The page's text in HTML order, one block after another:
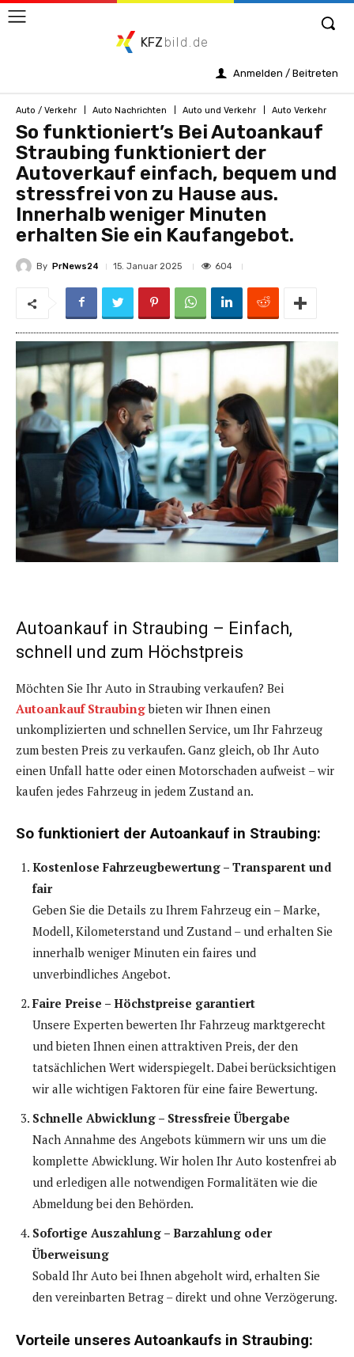
KFZ bild.de
Anmelden / Beitreten
Auto / Verkehr Auto Nachrichten Auto und Verkehr Auto Verkehr
So funktioniert’s Bei Autoankauf
Straubing funktioniert der
Autoverkauf einfach, bequem und
stressfrei von zu Hause aus.
Innerhalb weniger Minuten
erhalten Sie ein Kaufangebot.
By PrNews24 15. Januar 2025 604
Autoankauf in Straubing – Einfach,
schnell und zum Höchstpreis
Möchten Sie Ihr Auto in Straubing verkaufen? Bei
Autoankauf Straubingbieten wir Ihnen einen
unkomplizierten und schnellen Service, um Ihr Fahrzeug
zum besten Preis zu verkaufen. Ganz gleich, ob Ihr Auto
einen Unfall hatte oder einen Motorschaden aufweist – wir
kaufen jedes Fahrzeug in jedem Zustand an.
So funktioniert der Autoankauf in Straubing:
Kostenlose Fahrzeugbewertung – Transparent und
fair
Geben Sie die Details zu Ihrem Fahrzeug ein – Marke,
Modell, Kilometerstand und Zustand – und erhalten Sie
innerhalb weniger Minuten ein faires und
unverbindliches Angebot.
Faire Preise – Höchstpreise garantiert
Unsere Experten bewerten Ihr Fahrzeug marktgerecht
und bieten Ihnen einen attraktiven Preis, der den
tatsächlichen Wert widerspiegelt. Dabei berücksichtigen
wir alle wichtigen Faktoren für eine faire Bewertung.
Schnelle Abwicklung – Stressfreie Übergabe
Nach Annahme des Angebots kümmern wir uns um die
komplette Abwicklung. Wir holen Ihr Auto kostenfrei ab
und erledigen alle notwendigen Formalitäten wie die
Abmeldung bei den Behörden.
Sofortige Auszahlung – Barzahlung oder
Überweisung
Sobald Ihr Auto bei Ihnen abgeholt wird, erhalten Sie
den vereinbarten Betrag – direkt und ohne Verzögerung.
Vorteile unseres Autoankaufs in Straubing: